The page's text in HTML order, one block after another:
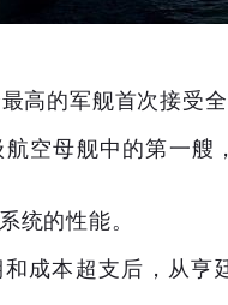
高的军舰首次接受全
空母舰中的第一艘
统的性能。
成本超支后，从亨